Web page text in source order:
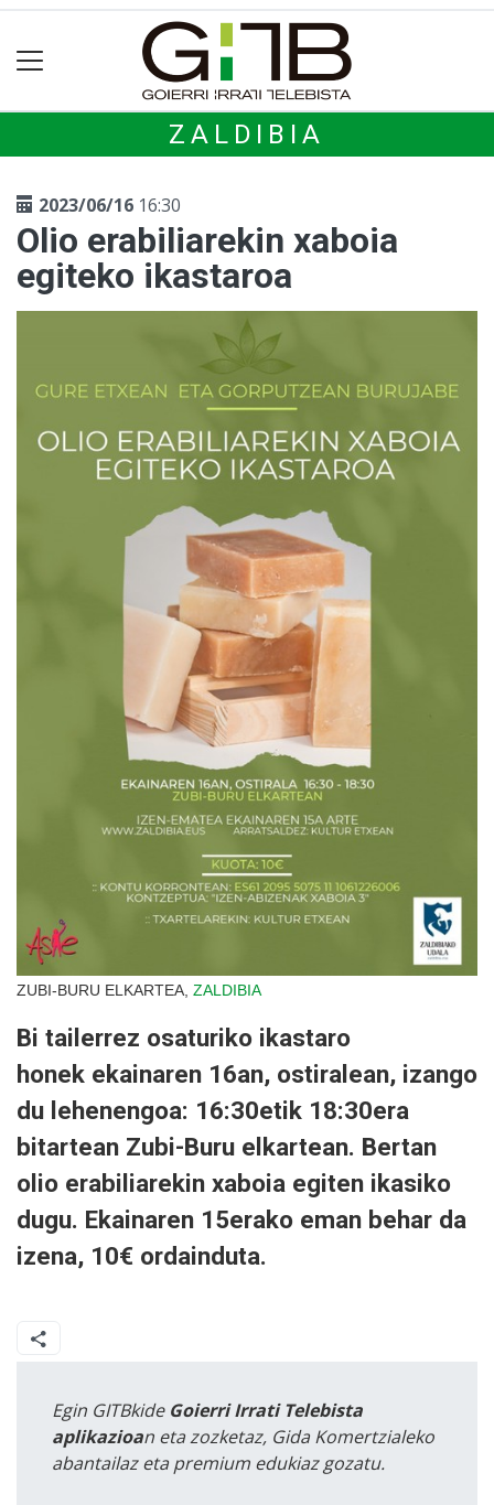
ZALDIBIA
2023/06/16 16:30
Olio erabiliarekin xaboia
egiteko ikastaroa
ZUBI-BURU ELKARTEA, ZALDIBIA
Bi tailerrez osaturiko ikastaro
honek ekainaren 16an, ostiralean, izango
du lehenengoa: 16:30etik 18:30era
bitartean Zubi-Buru elkartean. Bertan
olio erabiliarekin xaboia egiten ikasiko
dugu. Ekainaren 15erako eman behar da
izena, 10€ ordainduta.
Egin GITBkide Goierri Irrati Telebista
aplikazioan eta zozketaz, Gida Komertzialeko
abantailaz eta premium edukiaz gozatu.